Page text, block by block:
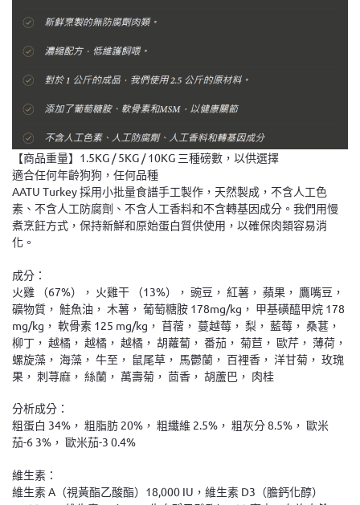
【商品重量】1.5KG / 5KG / 10KG 三種磅數，以供選擇
適合任何年齡狗狗，任何品種
AATU Turkey 採用小批量食譜手工製作，天然製成，不含人工色
素、不含人工防腐劑、不含人工香料和不含轉基因成分。我們用慢
煮烹飪方式，保持新鮮和原始蛋白質供使用，以確保肉類容易消
化。
成分：
火雞 （67%）， 火雞干 （13%）， 豌豆， 紅薯， 蘋果， 鷹嘴豆，
礦物質， 鮭魚油， 木薯， 葡萄糖胺 178mg/kg， 甲基磺醯甲烷 178
mg/kg， 軟骨素 125 mg/kg， 苜蓿， 蔓越莓， 梨， 藍莓， 桑葚，
柳丁， 越橘， 越橘， 越橘， 胡蘿蔔， 番茄， 菊苣， 歐芹， 薄荷，
螺旋藻， 海藻， 牛至， 鼠尾草， 馬鬱蘭， 百裡香， 洋甘菊， 玫瑰
果， 刺荨麻， 絲蘭， 萬壽菊， 茴香， 胡蘆巴， 肉桂
分析成分：
粗蛋白 34%， 粗脂肪 20%， 粗纖維 2.5%， 粗灰分 8.5%， 歐米
茄-6 3%， 歐米茄-3 0.4%
維生素：
維生素 A（視黃酯乙酸酯）18,000 IU，維生素 D3（膽鈣化醇）